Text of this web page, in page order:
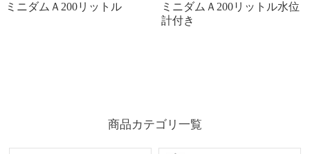
ミニダムＡ200リットル
ミニダムＡ200リットル水位
計付き
商品カテゴリ一覧